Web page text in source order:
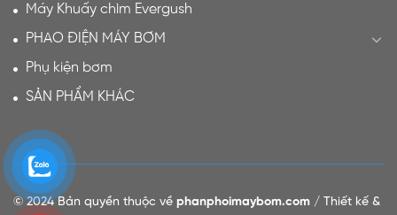
Máy Khuấy chìm Evergush
PHAO ĐIỆN MÁY BƠM
Phụ kiện bơm
SẢN PHẨM KHÁC
© 2024 Bản quyền thuộc về phanphoimaybom.com/ Thiết kế &